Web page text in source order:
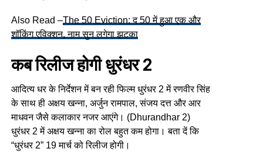
Also Read –The 50 Eviction: द 50 में हुआ एक और
शॉकिंग एविक्शन, नाम सुन लगेगा झटका
कब रिलीज होगी धुरंधर 2
आदित्य धर के निर्देशन में बन रही फिल्म धुरंधर 2 में रणवीर सिंह
के साथ ही अक्षय खन्ना, अर्जुन रामपाल, संजय दत्त और आर
माधवन जैसे कलाकार नजर आएंगे। (Dhurandhar 2)
धुरंधर 2 में अक्षय खन्ना का रोल बहुत कम होगा। बता दें कि
“धुरंधर 2” 19 मार्च को रिलीज होगी।